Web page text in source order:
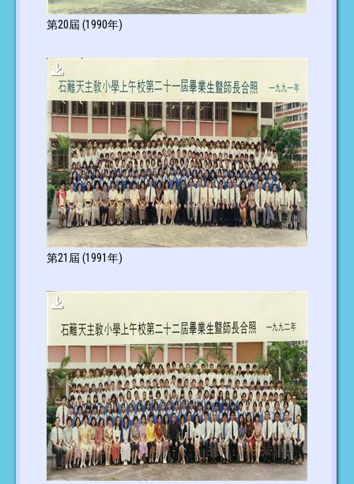
第20屆 (1990年)
第21屆 (1991年)